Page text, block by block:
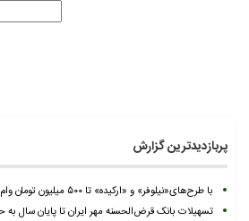
پربازدیدترین گزارش
با طرح‌های«نیلوفر» و «ارکیده» تا ۵۰۰ میلیون تومان وام بگیرید
تسهیلات بانک قرض‌الحسنه مهر ایران تا پایان سال به حداقل ۵ میلیون